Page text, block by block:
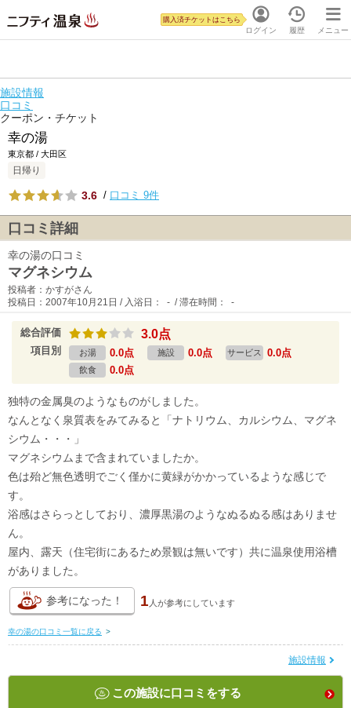
ログイン
購入済チケットはこちら
履歴 メニュー
施設情報
口コミ
クーポン・チケット
幸の湯
東京都 / 大田区
日帰り
3.6 / 口コミ 9件
口コミ詳細
幸の湯の口コミ
マグネシウム
投稿者：かすがさん
投稿日：2007年10月21日 / 入浴日： - / 滞在時間： -
総合評価 3.0点
項目別 お湯 0.0点 施設 0.0点 サービス 0.0点
飲食 0.0点
独特の金属臭のようなものがしました。
なんとなく泉質表をみてみると「ナトリウム、カルシウム、マグネ
シウム・・・」
マグネシウムまで含まれていましたか。
色は殆ど無色透明でごく僅かに黄緑がかかっているような感じで
す。
浴感はさらっとしており、濃厚黒湯のようなぬるぬる感はありませ
ん。
屋内、露天（住宅街にあるため景観は無いです）共に温泉使用浴槽
がありました。
参考になった！ 1 人が参考にしています
幸の湯の口コミ一覧に戻る >
施設情報
この施設に口コミをする